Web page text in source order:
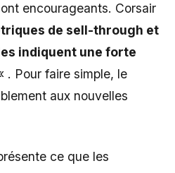
encourageants. Corsair
de sell-through et
indiquent une forte
. Pour faire simple, le
aux nouvelles
ce que les